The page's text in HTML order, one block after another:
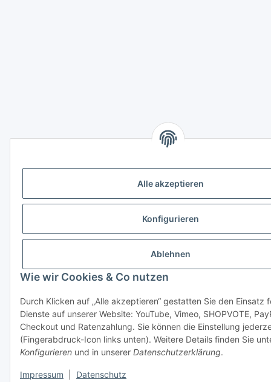
Alle akzeptieren
Konfigurieren
Ablehnen
Wie wir Cookies & Co nutzen
Durch Klicken auf „Alle akzeptieren“ gestatten Sie den Einsatz
Dienste auf unserer Website: YouTube, Vimeo, SHOPVOTE,
Checkout und Ratenzahlung. Sie können die Einstellung
(Fingerabdruck-Icon links unten). Weitere Details finden Sie
Konfigurieren und in unserer Datenschutzerklärung.
Impressum Datenschutz